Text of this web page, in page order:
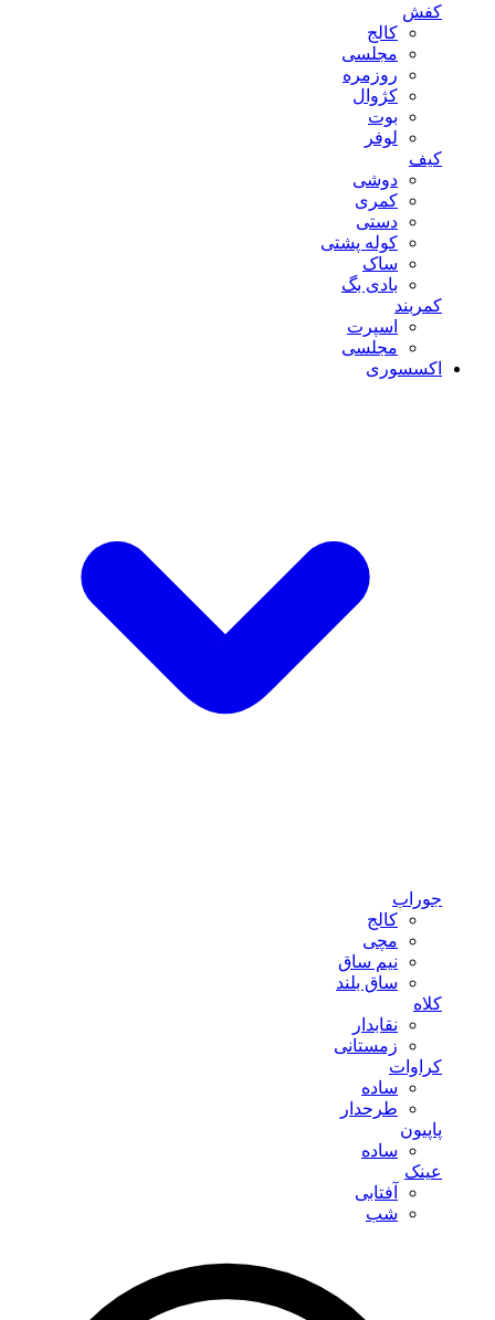
کفش
کالج
مجلسی
روزمره
کژوال
بوت
لوفر
کیف
دوشی
کمری
دستی
کوله پشتی
ساک
بادی بگ
کمربند
اسپرت
مجلسی
اکسسوری
جوراب
کالج
مچی
نیم ساق
ساق بلند
کلاه
نقابدار
زمستانی
کراوات
ساده
طرحدار
پاپیون
ساده
عینک
آفتابی
شب